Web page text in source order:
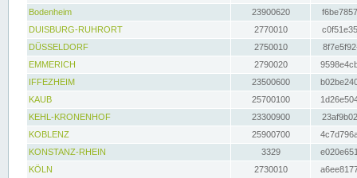
Bodenheim
23900620
DUISBURG-RUHRORT
2770010
DÜSSELDORF
2750010
EMMERICH
2790020
IFFEZHEIM
23500600
KAUB
25700100
KEHL-KRONENHOF
23300900
KOBLENZ
25900700
KONSTANZ-RHEIN
3329
KÖLN
2730010